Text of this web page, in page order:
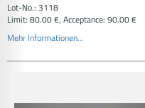
Lot-No.: 3118
Limit: 80.00 €, Acceptance: 90.00 €
Mehr Informationen...